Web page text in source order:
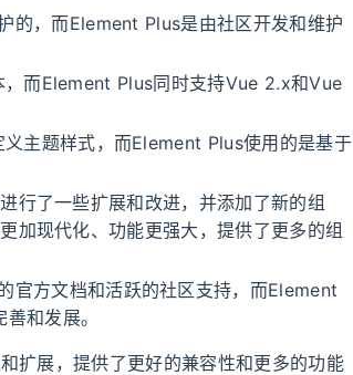
的，而Element Plus是由社区开发和维护
而Element Plus同时支持Vue 2.x和Vue
主题样式，而Element Plus使用的是基于
行了一些扩展和改进，并添加了新的组
加现代化、功能更强大，提供了更多的组
官方文档和活跃的社区支持，而Element
和发展。
扩展，提供了更好的兼容性和更多的功能